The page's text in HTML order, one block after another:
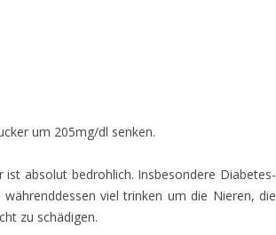
um 205mg/dl senken.
absolut bedrohlich. Insbesondere Diabetes-
viel trinken um die Nieren, die
zu schädigen.